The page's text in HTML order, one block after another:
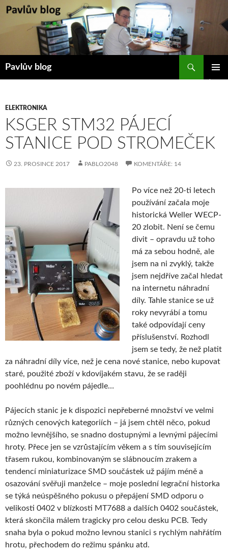
Přejít
Pavlův blog
ELEKTRONIKA
KSGER STM32 PÁJECÍ
STANICE POD STROMEČEK
23. PROSINCE 2017 PABLO2048 KOMENTÁŘE: 14
Po více než 20-ti letech
používání začala moje
historická Weller WECP-
20 zlobit. Není se čemu
divit – opravdu už toho
má za sebou hodně, ale
jsem na ni zvyklý, takže
jsem nejdříve začal hledat
na internetu náhradní
díly. Tahle stanice se už
roky nevyrábí a tomu
také odpovídají ceny
příslušenství. Rozhodl
jsem se tedy, že než platit
za náhradní díly více, než je cena nové stanice, nebo kupovat
staré, použité zboží v kdovíjakém stavu, že se raději
poohlédnu po novém pájedle…
Pájecích stanic je k dispozici nepřeberné množství ve velmi
různých cenových kategoriích – já jsem chtěl něco, pokud
možno levnějšího, se snadno dostupnými a levnými pájecími
hroty. Přece jen se vzrůstajícím věkem a s tím souvisejícím
třasem rukou, kombinovaným se slábnoucím zrakem a
tendencí miniaturizace SMD součástek už pájím méně a
osazování svěřuji manželce – moje poslední legrační historka
se týká neúspěšného pokusu o přepájení SMD odporu o
velikosti 0402 v blízkosti MT7688 a dalších 0402 součástek,
která skončila málem tragicky pro celou desku PCB. Tedy
snaha byla o pokud možno levnou stanici s rychlým nahřátím
hrotu, přechodem do režimu spánku atd.